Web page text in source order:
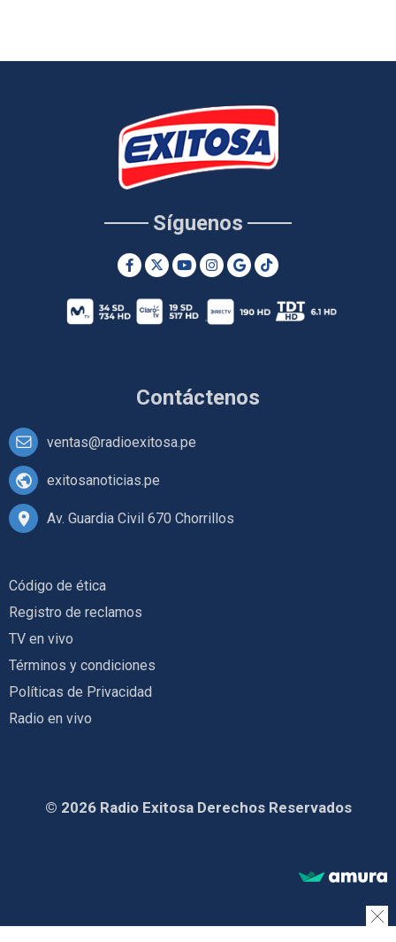
Contáctenos
ventas@radioexitosa.pe
exitosanoticias.pe
Av. Guardia Civil 670 Chorrillos
Síguenos
Código de ética
Registro de reclamos
TV en vivo
Términos y condiciones
Políticas de Privacidad
Radio en vivo
© 2026 Radio Exitosa Derechos Reservados